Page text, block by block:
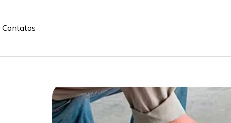
Contatos